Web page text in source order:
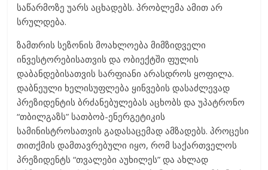
საწარმოზე უარს აცხადებს. პრობლემა ამით არ
სრულდება.
ზამთრის სეზონის მოახლოება მიმზიდველი
ინვესტორებისათვის და ობიექტში ფულის
დაბანდებისათვის სარფიანი არასდროს ყოფილა.
დაბნეული ხელისუფლება ყინვების დასაძლევად
პრეზიდენტის ბრძანებულებას აცხობს და უპატრონო
“თბილგაზს” სათბობ-ენერგეტიკის
სამინისტროსათვის გადასაცემად ამზადებს. პროცესი
თითქმის დამთავრებული იყო, რომ საქართველოს
პრეზიდენტს “თვალები აუხილეს” და ახლად